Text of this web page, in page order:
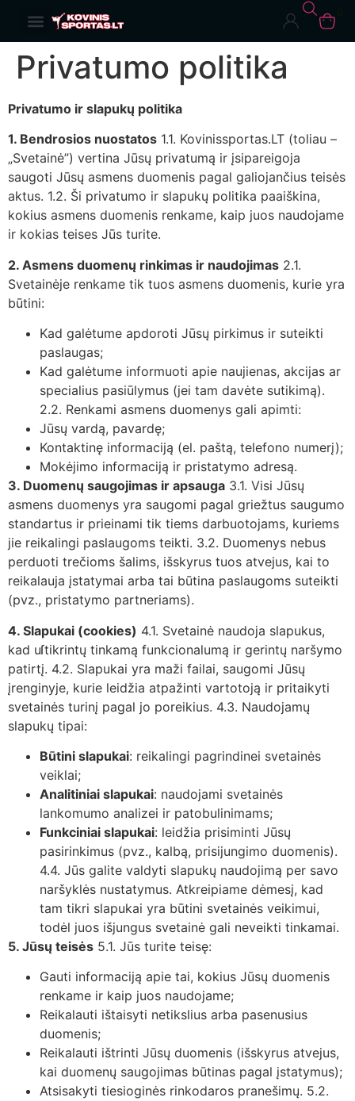
Privatumo politika
Privatumo ir slapukų politika
1. Bendrosios nuostatos 1.1. Kovinissportas.LT (toliau –
„Svetainė”) vertina Jūsų privatumą ir įsipareigoja
saugoti Jūsų asmens duomenis pagal galiojančius teisės
aktus. 1.2. Ši privatumo ir slapukų politika paaiškina,
kokius asmens duomenis renkame, kaip juos naudojame
ir kokias teises Jūs turite.
2. Asmens duomenų rinkimas ir naudojimas 2.1.
Svetainėje renkame tik tuos asmens duomenis, kurie yra
būtini:
Kad galėtume apdoroti Jūsų pirkimus ir suteikti
paslaugas;
Kad galėtume informuoti apie naujienas, akcijas ar
specialius pasiūlymus (jei tam davėte sutikimą).
2.2. Renkami asmens duomenys gali apimti:
Jūsų vardą, pavardę;
Kontaktinę informaciją (el. paštą, telefono numerį);
Mokėjimo informaciją ir pristatymo adresą.
3. Duomenų saugojimas ir apsauga 3.1. Visi Jūsų
asmens duomenys yra saugomi pagal griežtus saugumo
standartus ir prieinami tik tiems darbuotojams, kuriems
jie reikalingi paslaugoms teikti. 3.2. Duomenys nebus
perduoti trečioms šalims, išskyrus tuos atvejus, kai to
reikalauja įstatymai arba tai būtina paslaugoms suteikti
(pvz., pristatymo partneriams).
4. Slapukai (cookies) 4.1. Svetainė naudoja slapukus,
kad uſtikrintų tinkamą funkcionalumą ir gerintų naršymo
patirtį. 4.2. Slapukai yra maži failai, saugomi Jūsų
įrenginyje, kurie leidžia atpažinti vartotoją ir pritaikyti
svetainės turinį pagal jo poreikius. 4.3. Naudojamų
slapukų tipai:
Būtini slapukai: reikalingi pagrindinei svetainės
veiklai;
Analitiniai slapukai: naudojami svetainės
lankomumo analizei ir patobulinimams;
Funkciniai slapukai: leidžia prisiminti Jūsų
pasirinkimus (pvz., kalbą, prisijungimo duomenis).
4.4. Jūs galite valdyti slapukų naudojimą per savo
naršyklės nustatymus. Atkreipiame dėmesį, kad
tam tikri slapukai yra būtini svetainės veikimui,
todėl juos išjungus svetainė gali neveikti tinkamai.
5. Jūsų teisės 5.1. Jūs turite teisę:
Gauti informaciją apie tai, kokius Jūsų duomenis
renkame ir kaip juos naudojame;
Reikalauti ištaisyti netikslius arba pasenusius
duomenis;
Reikalauti ištrinti Jūsų duomenis (išskyrus atvejus,
kai duomenų saugojimas būtinas pagal įstatymus);
Atsisakyti tiesioginės rinkodaros pranešimų. 5.2.